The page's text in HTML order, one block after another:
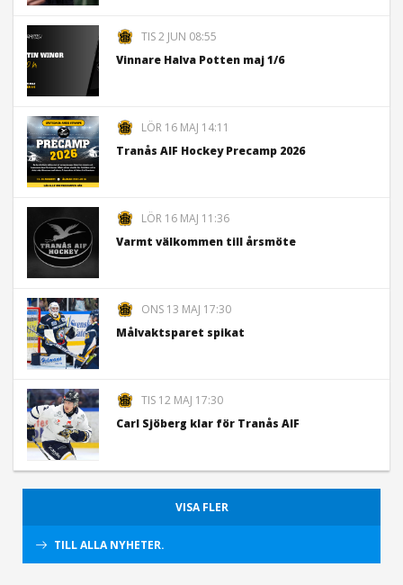
TIS 2 JUN 08:55
Vinnare Halva Potten maj 1/6
LÖR 16 MAJ 14:11
Tranås AIF Hockey Precamp 2026
LÖR 16 MAJ 11:36
Varmt välkommen till årsmöte
ONS 13 MAJ 17:30
Målvaktsparet spikat
TIS 12 MAJ 17:30
Carl Sjöberg klar för Tranås AIF
VISA FLER
TILL ALLA NYHETER.